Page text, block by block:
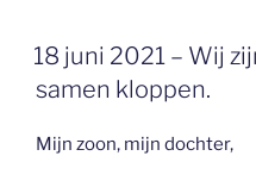
GEPLAATST
OP
18 juni 2021 – Wij
samen kloppen.
Mijn zoon, mijn dochter,